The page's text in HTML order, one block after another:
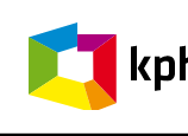
PRZEJDŹ DO TREŚCI